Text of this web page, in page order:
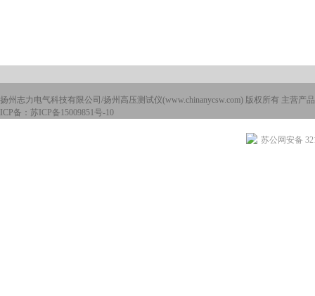
扬州志力电气科技有限公司/扬州高压测试仪(www.chinanycsw.com) 版权所有 主营产
ICP备： 苏ICP备15009851号-10
苏公网安备